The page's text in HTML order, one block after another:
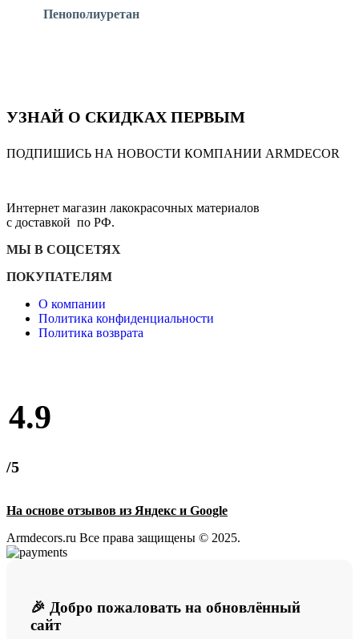
Пенополиуретан
УЗНАЙ О СКИДКАХ ПЕРВЫМ
ПОДПИШИСЬ НА НОВОСТИ КОМПАНИИ ARMDECOR
Интернет магазин лакокрасочных материалов
с доставкой по РФ.
МЫ В СОЦСЕТЯХ
ПОКУПАТЕЛЯМ
О компании
Политика конфиденциальности
Политика возврата
4.9
/5
На основе отзывов из Яндекс и Google
Armdecors.ru Все права защищены © 2025. ​
🎉 Добро пожаловать на обновлённый
сайт